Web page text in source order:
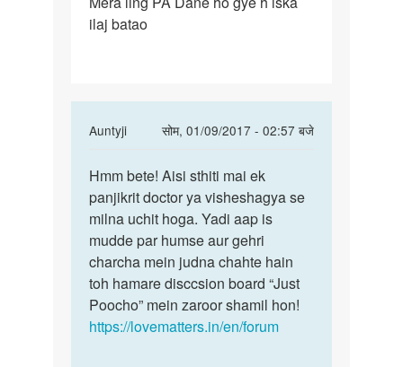
ling
h
ilaj batao
Auntyji
सोम, 01/09/2017 - 02:57 बजे
In
to
Mera
ling
PA
Dane
ho
gye
h
Hmm
bete!
Aisi
sthiti
mai
ek
Hmm bete! Aisi sthiti mai ek
panjikrit doctor ya visheshagya se
milna uchit hoga. Yadi aap is
mudde par humse aur gehri
charcha mein judna chahte hain
toh hamare disccsion board “Just
Poocho” mein zaroor shamil hon!
https://lovematters.in/en/forum